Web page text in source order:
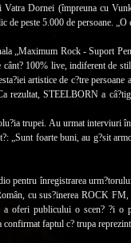
Vatra Dornei (împreuna cu
peste 5.000 de persoane. „O
„Maximum Rock - Suport
100% live, indiferent de
artistice de c?tre
rezultat, STEELBORN a
trupei. Au urmat interviuri
„Sunt foarte buni, au g?sit
pentru înregistrarea
cu sus?inerea ROCK FM,
oferi publicului o scen? ?i o
faptul c? trupa